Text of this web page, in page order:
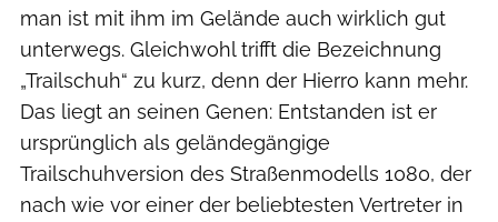
man ist mit ihm im Gelände auch wirklich gut
unterwegs. Gleichwohl trifft die Bezeichnung
„Trailschuh“ zu kurz, denn der Hierro kann mehr.
Das liegt an seinen Genen: Entstanden ist er
ursprünglich als geländegängige
Trailschuhversion des Straßenmodells 1080, der
nach wie vor einer der beliebtesten Vertreter in